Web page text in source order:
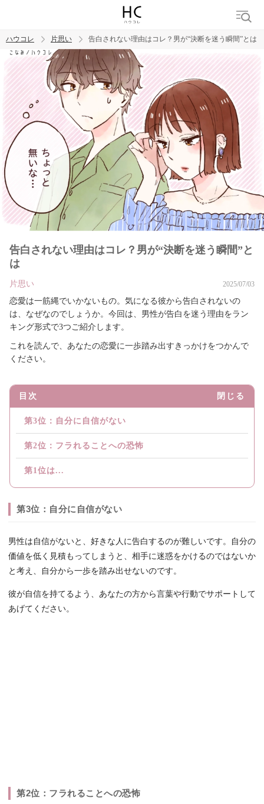
トレンド ワード
モテテク 恋がしたい 女磨き
ハウコレ 片思い 告白されない理由はコレ？男が“決断を迷う瞬間”とは
告白されない理由はコレ？男が“決断を迷う瞬間”と
は
片思い 2025/07/03
恋愛は一筋縄でいかないもの。気になる彼から告白されないの
は、なぜなのでしょうか。今回は、男性が告白を迷う理由をラン
キング形式で3つご紹介します。
これを読んで、あなたの恋愛に一歩踏み出すきっかけをつかんで
ください。
目次 閉じる
第3位：自分に自信がない
第2位：フラれることへの恐怖
第1位は...
第3位：自分に自信がない
男性は自信がないと、好きな人に告白するのが難しいです。自分の
価値を低く見積もってしまうと、相手に迷惑をかけるのではないか
と考え、自分から一歩を踏み出せないのです。
彼が自信を持てるよう、あなたの方から言葉や行動でサポートして
あげてください。
第2位：フラれることへの恐怖